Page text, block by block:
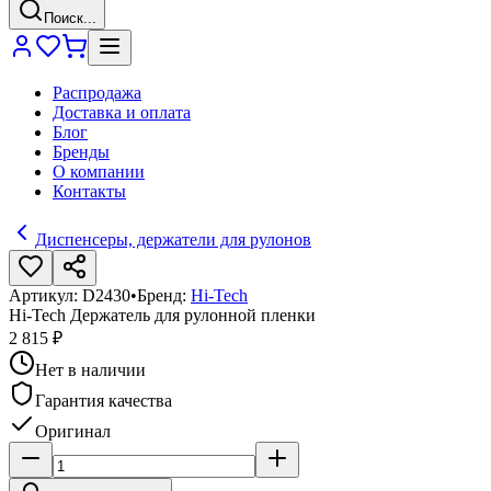
Поиск...
Распродажа
Доставка и оплата
Блог
Бренды
О компании
Контакты
Диспенсеры, держатели для рулонов
Артикул: D2430•Бренд: Hi-Tech
Hi-Tech Держатель для рулонной пленки
2 815 ₽
Нет в наличии
Гарантия качества
Оригинал